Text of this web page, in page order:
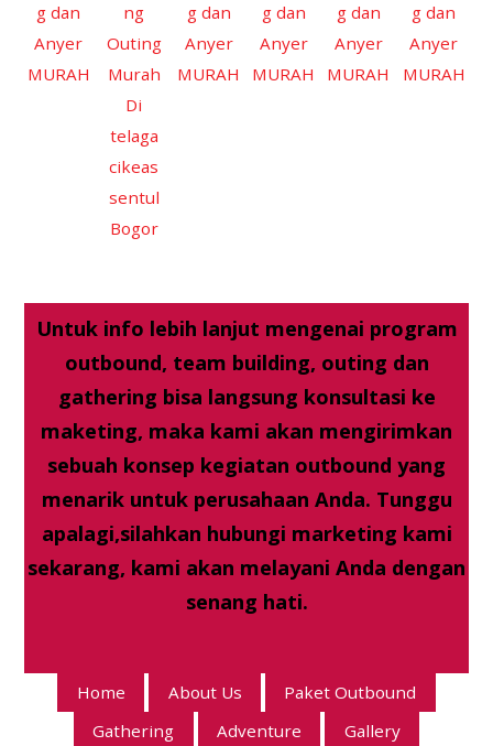
Untuk info lebih lanjut mengenai program
outbound, team building, outing dan
gathering bisa langsung konsultasi ke
maketing, maka kami akan mengirimkan
sebuah konsep kegiatan outbound yang
menarik untuk perusahaan Anda. Tunggu
apalagi,silahkan hubungi marketing kami
sekarang, kami akan melayani Anda dengan
senang hati.
Home About Us
Paket Outbound
Gathering
Adventure
Gallery